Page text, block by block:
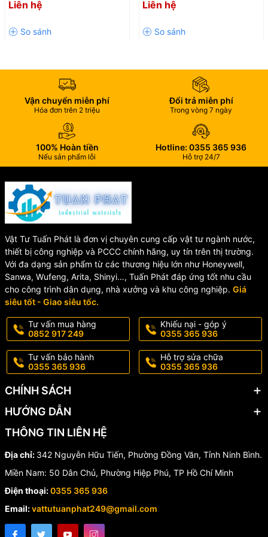
🌱 Hệ thống tưới cây, tưới nhỏ giọt.
🚜 Tưới tiêu nông nghiệp.
🏭 Hệ thống dẫn nước trong nhà xưởng.
🔧 Hướng dẫn sử dụng
1️⃣ Lắp van vào vị trí cần điều chỉnh dòng nước.
2️⃣ Sử dụng keo dán nhựa PVC để kết nối van với đường ống.
3️⃣Không để keo dính vào cầu van
trơn tru.
4️⃣ Không lắp đặt tại nơi có nhiệt độ vượt quá
⚠️ Lưu ý
Không sử dụng cho hóa chất có tính ăn mòn mạnh nếu chưa
kiểm tra khả năng tương thích.
Kiểm tra mối nối trước khi đưa vào sử dụng.
Bảo quản nơi khô ráo, tránh ánh nắng trực tiếp trong thời gian
dài.
💎 Vì sao nên chọn Van PVC
Tay Cầm Taijaan?
✅ Chất liệu PVC cao cấp, bền đẹp.
✅ Vận hành nhẹ nhàng, kín nước.
✅ Nhiều kích thước phù hợp mọi nhu cầu lắp đặt.
✅ Thích hợp cho hệ thống nước dân dụng và nông nghiệp.
Mòn, Điều Tiết Dòng Chảy
Liên hệ
Rỉ Hiệu Quả
Liên hệ
Vận chuyển miễn phí
Hóa đơn trên 2 triệu
Đổi trả miễn phí
Trong vòng 7 ngày
100% Hoàn tiền
Nếu sản phẩm lỗi
Hotline: 0355 365 936
Hỗ trợ 24/7
Vật Tư Tuấn Phát là đơn vị chuyên cung cấp vật tư ngành nước,
thiết bị công nghiệp và PCCC chính hãng, uy tín trên thị trường.
Với đa dạng sản phẩm từ các thương hiệu lớn như Honeywell,
Sanwa, Wufeng, Arita, Shinyi…, Tuấn Phát đáp ứng tốt nhu cầu
cho công trình dân dụng, nhà xưởng và khu công nghiệp. Giá
siêu tốt - Giao siêu tốc.
Tư vấn mua hàng
0852 917 249
Khiếu nại - góp ý
0355 365 936
Tư vấn bảo hành
0355 365 936
Hỗ trợ sửa chữa
0355 365 936
CHÍNH SÁCH
HƯỚNG DẪN
THÔNG TIN LIÊN HỆ
Địa chỉ: 342 Nguyễn Hữu Tiến, Phường Đồng Văn, Tỉnh Ninh Bình.
Miền Nam: 50 Dân Chủ, Phường Hiệp Phú, TP Hồ Chí Minh
Điện thoại:0355 365 936
Email:vattutuanphat249@gmail.com